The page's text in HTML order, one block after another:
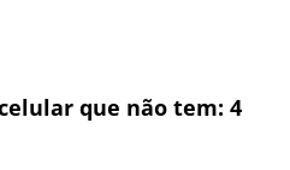
que não tem: 4